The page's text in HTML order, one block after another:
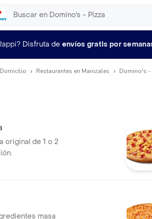
Disfruta de envíos gratis por
Restaurantes en Manizales Domino's -
original de 1 o 2
masa